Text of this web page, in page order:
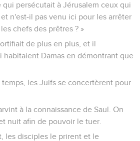
qui persécutait à Jérusalem ceux qui
n'est-il pas venu ici pour les arrêter
chefs des prêtres ? »
de plus en plus, et il
habitaient Damas en démontrant que
les Juifs se concertèrent pour
à la connaissance de Saul. On
nuit afin de pouvoir le tuer.
les disciples le prirent et le